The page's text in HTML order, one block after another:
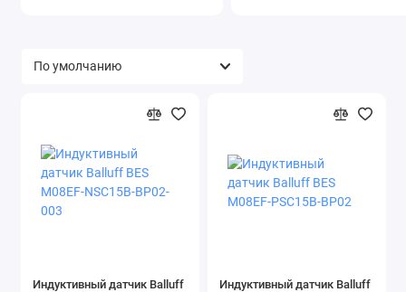
Индуктивный датчик Balluff
Индуктивный датчик Balluff